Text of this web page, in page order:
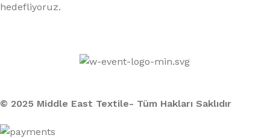
hedefliyoruz.
© 2025 Middle East Textile- Tüm Hakları Saklıdır